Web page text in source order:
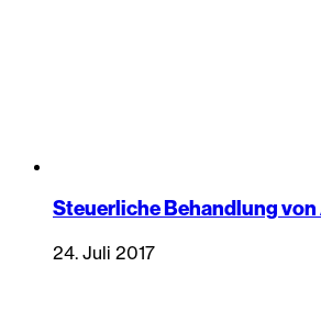
Steuerliche Behandlung
24. Juli 2017